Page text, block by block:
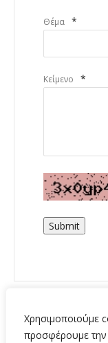
Χρησιμοποιούμε
προσφέρουμε την
Θέμα *
Κείμενο *
Submit